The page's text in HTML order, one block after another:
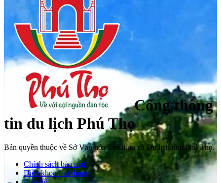
Cổng thông
tin du lịch Phú Thọ
Bản quyền thuộc về Sở Văn hóa Thể thao và Du lịch tỉnh Phú Thọ.
Chính sách bảo mật
Điều khoản sử dụng